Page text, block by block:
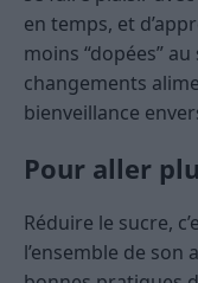
en temps, et
moins “dopées”
changements
bienveillance
Pour aller
Réduire le sucre,
l’ensemble de son